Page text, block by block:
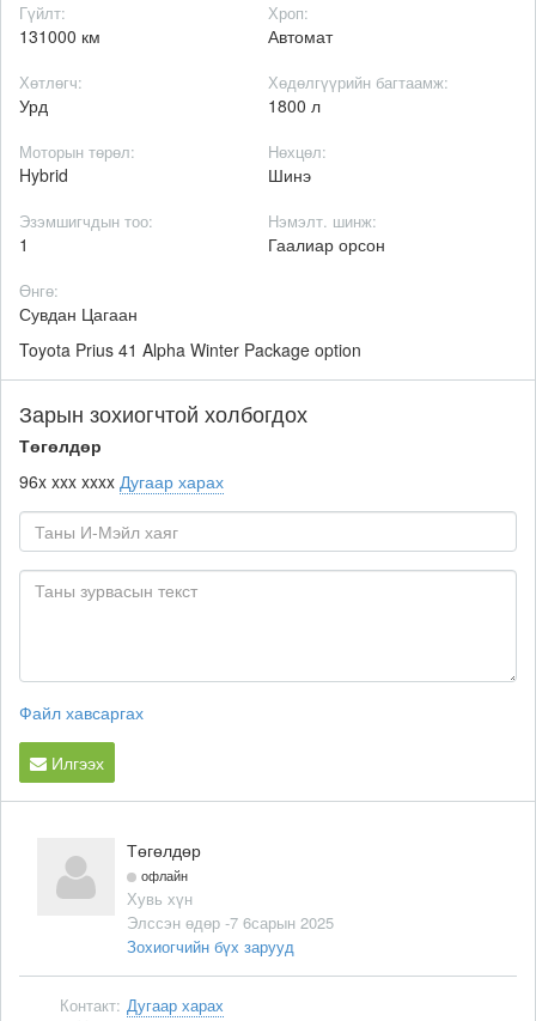
Гүйлт:
131000 км
Хроп:
Автомат
Хөтлөгч:
Урд
Хөдөлгүүрийн багтаамж:
1800 л
Моторын төрөл:
Hybrid
Нөхцөл:
Шинэ
Эзэмшигчдын тоо:
1
Нэмэлт. шинж:
Гаалиар орсон
Өнгө:
Сувдан Цагаан
Toyota Prius 41 Alpha Winter Package option
Зарын зохиогчтой холбогдох
Төгөлдөр
96x xxx xxxx Дугаар харах
Файл хавсаргах
Илгээх
Төгөлдөр
офлайн
Хувь хүн
Элссэн өдөр -7 6сарын 2025
Зохиогчийн бүх зарууд
Контакт: Дугаар харах